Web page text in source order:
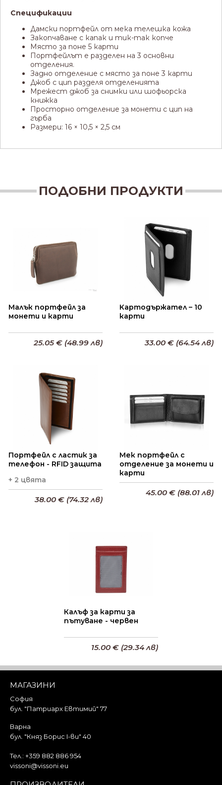
Спецификации
Дамски портфейл от мека телешка кожа
Закопчаване с капак и тик-так копче
Място за поне 5 карти
Портфейлът е разделен на 3 основни
отделения.
Задно отделение с място за поне 3 карти
Джоб с цип разделя отделенията
Мрежест джоб за снимки или шофьорска
книжка
Просторно отделение за монети с цип на
гърба
Размери: 16 × 10,5 × 2,5 см
ПОДОБНИ ПРОДУКТИ
Малък портфейл за
монети и карти
Добави в кошницата
25.05 € (48.99 лв)
Картодържател – 10
карти
33.00 € (64.54 лв)
Портфейл с ластик за
телефон - RFID защита
+ 2 цвята
38.00 € (74.32 лв)
Мек портфейл с
отделение за монети и
карти
45.00 € (88.01 лв)
Калъф за карти за
пътуване - червен
15.00 € (29.34 лв)
МАГАЗИНИ
София
бул. "Патриарх Евтимий" 77
Варна
бул. "Княз Борис I-ви" 40
Тел.: +359 882 886 954
vissoni@vissoni.eu